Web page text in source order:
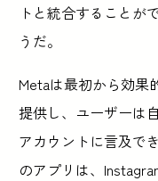
トと統合することが
うだ。
Metaは最初から効果
提供し、ユーザーは
アカウントに言及で
のアプリは、